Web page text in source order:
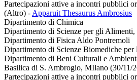
Partecipazioni attive a incontri pubblici
(Altro) - Apparuit Thesaurus Ambrosius
Dipartimento di Chimica
Dipartimento di Scienze per gli
Dipartimento di Fisica Aldo Pontremoli
Dipartimento di Scienze Biomediche per
Dipartimento di Beni Culturali e
Basilica di S. Ambrogio, MIlano (30/11/
Partecipazioni attive a incontri pubblici